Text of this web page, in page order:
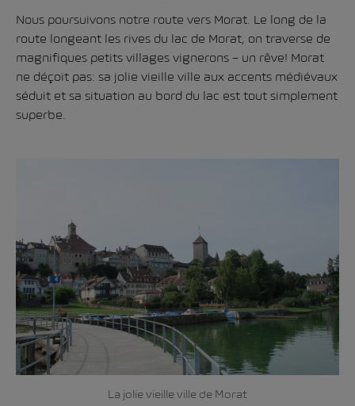
Nous poursuivons notre route vers Morat. Le long de la
route longeant les rives du lac de Morat, on traverse de
magnifiques petits villages vignerons – un rêve! Morat
ne déçoit pas: sa jolie vieille ville aux accents médiévaux
séduit et sa situation au bord du lac est tout simplement
superbe.
La jolie vieille ville de Morat